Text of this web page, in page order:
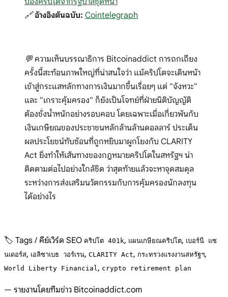
🔗อ้างอิงต้นฉบับ: Cointelegraph
💬 ความเห็นบรรณาธิการ Bitcoinaddict การถกเถียง
ครั้งนี้สะท้อนภาพใหญ่ที่น่าสนใจว่า แม้คริปโตจะเดินหน้า
เข้าสู่กระแสหลักทางการเงินมากขึ้นเรื่อยๆ แต่ "จังหวะ"
และ "เกราะคุ้มครอง" ก็ยังเป็นโจทย์ที่ฝ่ายนิติบัญญัติ
ต้องชั่งน้ำหนักอย่างรอบคอบ โดยเฉพาะเมื่อเกี่ยวพันกับ
เงินเกษียณของประชาชนหลักล้านล้านดอลลาร์ ประเด็น
ผลประโยชน์ทับซ้อนที่ถูกหยิบมาผูกโยงกับ CLARITY
Act ยิ่งทำให้เส้นทางของกฎหมายคริปโตในสหรัฐฯ น่า
ติดตามต่อไปอย่างใกล้ชิด ว่าสุดท้ายแล้วจะหาจุดสมดุล
ระหว่างการส่งเสริมนวัตกรรมกับการคุ้มครองนักลงทุน
ได้อย่างไร
🏷️ Tags / คีย์เวิร์ด SEO คริปโต 401k, แผนเกษียณคริปโต, เบอร์นี แซ
นเดอร์ส, เอลิซาเบธ วอร์เรน, CLARITY Act, กระทรวงแรงงานสหรัฐฯ,
World Liberty Financial , crypto retirement plan
— รายงานโดยทีมข่าว Bitcoinaddict.com